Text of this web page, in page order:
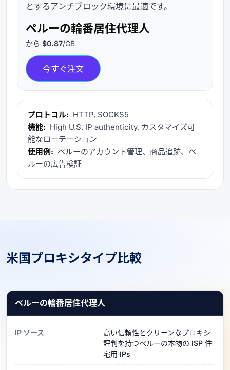
とするアンチブロック環境に最適です。
ペルーの輪番居住代理人
から $0.87/GB
今すぐ注文
プロトコル: HTTP, SOCKS5
機能: High U.S. IP authenticity, カスタマイズ可
能なローテーション
使用例: ペルーのアカウント管理、商品追跡、ペ
ルーの広告検証
米国プロキシタイプ比較
ペルーの輪番居住代理人
IP ソース
高い信頼性とクリーンなプロキシ
評判を持つペルーの本物の ISP 住
宅用 IPs